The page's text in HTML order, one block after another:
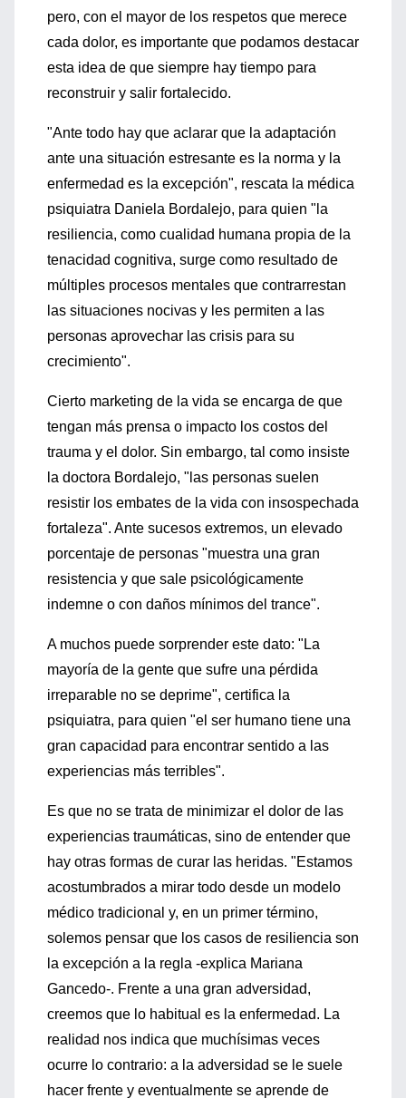
pero, con el mayor de los respetos que merece
cada dolor, es importante que podamos destacar
esta idea de que siempre hay tiempo para
reconstruir y salir fortalecido.
"Ante todo hay que aclarar que la adaptación
ante una situación estresante es la norma y la
enfermedad es la excepción", rescata la médica
psiquiatra Daniela Bordalejo, para quien "la
resiliencia, como cualidad humana propia de la
tenacidad cognitiva, surge como resultado de
múltiples procesos mentales que contrarrestan
las situaciones nocivas y les permiten a las
personas aprovechar las crisis para su
crecimiento".
Cierto marketing de la vida se encarga de que
tengan más prensa o impacto los costos del
trauma y el dolor. Sin embargo, tal como insiste
la doctora Bordalejo, "las personas suelen
resistir los embates de la vida con insospechada
fortaleza". Ante sucesos extremos, un elevado
porcentaje de personas "muestra una gran
resistencia y que sale psicológicamente
indemne o con daños mínimos del trance".
A muchos puede sorprender este dato: "La
mayoría de la gente que sufre una pérdida
irreparable no se deprime", certifica la
psiquiatra, para quien "el ser humano tiene una
gran capacidad para encontrar sentido a las
experiencias más terribles".
Es que no se trata de minimizar el dolor de las
experiencias traumáticas, sino de entender que
hay otras formas de curar las heridas. "Estamos
acostumbrados a mirar todo desde un modelo
médico tradicional y, en un primer término,
solemos pensar que los casos de resiliencia son
la excepción a la regla -explica Mariana
Gancedo-. Frente a una gran adversidad,
creemos que lo habitual es la enfermedad. La
realidad nos indica que muchísimas veces
ocurre lo contrario: a la adversidad se le suele
hacer frente y eventualmente se aprende de